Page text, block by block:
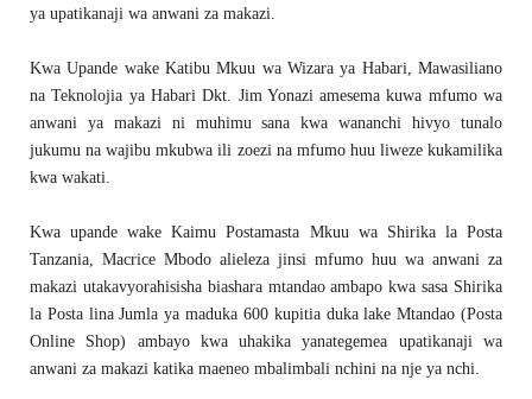
ya upatikanaji wa anwani za makazi.
Kwa Upande wake Katibu Mkuu wa Wizara ya Habari, Mawasiliano
na Teknolojia ya Habari Dkt. Jim Yonazi amesema kuwa mfumo wa
anwani ya makazi ni muhimu sana kwa wananchi hivyo tunalo
jukumu na wajibu mkubwa ili zoezi na mfumo huu liweze kukamilika
kwa wakati.
Kwa upande wake Kaimu Postamasta Mkuu wa Shirika la Posta
Tanzania, Macrice Mbodo alieleza jinsi mfumo huu wa anwani za
makazi utakavyorahisisha biashara mtandao ambapo kwa sasa Shirika
la Posta lina Jumla ya maduka 600 kupitia duka lake Mtandao (Posta
Online Shop) ambayo kwa uhakika yanategemea upatikanaji wa
anwani za makazi katika maeneo mbalimbali nchini na nje ya nchi.